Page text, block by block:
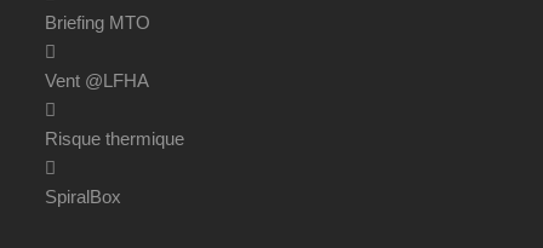
Briefing MTO
Vent @LFHA
Risque thermique
SpiralBox